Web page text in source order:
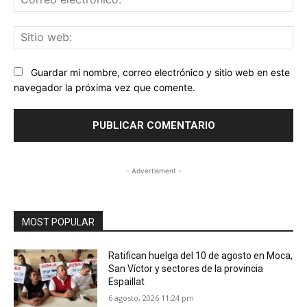
Guardar mi nombre, correo electrónico y sitio web en este
navegador la próxima vez que comente.
- Advertisment -
MOST POPULAR
Ratifican huelga del 10 de agosto en Moca,
San Víctor y sectores de la provincia
Espaillat
6 agosto, 2026 11:24 pm